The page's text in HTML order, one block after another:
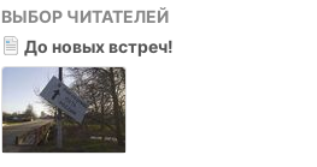
ВЫБОР ЧИТАТЕЛЕЙ
До новых встреч!